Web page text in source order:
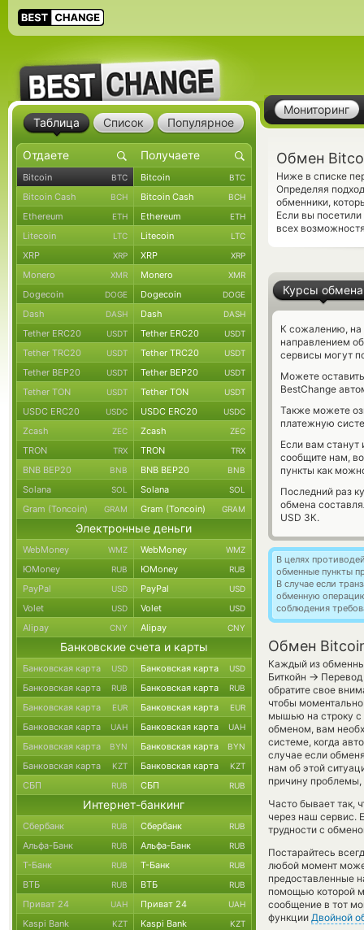
Мониторинг
Обмен
Ниже в списке
Определяя
обменники,
Если вы
всех
Курсы обмена
К сожалению, на
направлением
сервисы могут
Можете
BestChange
Также можете
платежную
Если вам
сообщите нам,
пункты как
Последний раз
обмена
USD ЗК.
В целях
обменные пункты
В случае если
обменную
соблюдения
Обмен
Каждый из
Биткойн →
обратите свое
чтобы
мышью на строку с
обменом, вам
системе, когда
случае если
нам об этой
причину
Часто бывает так,
через наш сервис.
трудности с
Постарайтесь
любой момент
предоставленные
помощью которой
сообщение в тот
функции Двойной
Таблица Список Популярное
Bitcoin BTC Bitcoin BTC
Bitcoin Cash BCH Bitcoin Cash BCH
Ethereum ETH Ethereum ETH
Litecoin LTC Litecoin LTC
XRP XRP XRP XRP
Monero XMR Monero XMR
Dogecoin DOGE Dogecoin DOGE
Dash DASH Dash DASH
Tether ERC20 USDT Tether ERC20 USDT
Tether TRC20 USDT Tether TRC20 USDT
Tether BEP20 USDT Tether BEP20 USDT
Tether TON USDT Tether TON USDT
USDC ERC20 USDC USDC ERC20 USDC
Zcash ZEC Zcash ZEC
TRON TRX TRON TRX
BNB BEP20 BNB BNB BEP20 BNB
Solana SOL Solana SOL
Gram (Toncoin) GRAM Gram (Toncoin) GRAM
Электронные деньги
WebMoney WMZ WebMoney WMZ
ЮMoney RUB ЮMoney RUB
PayPal USD PayPal USD
Volet USD Volet USD
Alipay CNY Alipay CNY
Банковские счета и карты
Банковская карта USD Банковская карта USD
Банковская карта RUB Банковская карта RUB
Банковская карта EUR Банковская карта EUR
Банковская карта UAH Банковская карта UAH
Банковская карта BYN Банковская карта BYN
Банковская карта KZT Банковская карта KZT
СБП RUB СБП RUB
Интернет-банкинг
Сбербанк RUB Сбербанк RUB
Альфа-Банк RUB Альфа-Банк RUB
Т-Банк RUB Т-Банк RUB
ВТБ RUB ВТБ RUB
Приват 24 UAH Приват 24 UAH
Kaspi Bank KZT Kaspi Bank KZT